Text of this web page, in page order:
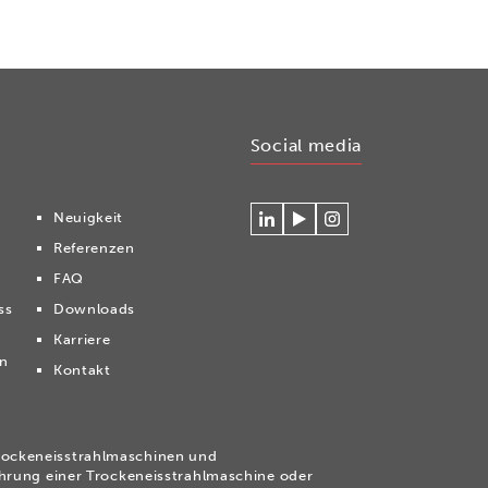
Neuigkeit
Referenzen
FAQ
Downloads
Karriere
Kontakt
Social media
VerlinkenBetrachten
Volg
und
einer Trockeneisstrahlmaschine oder